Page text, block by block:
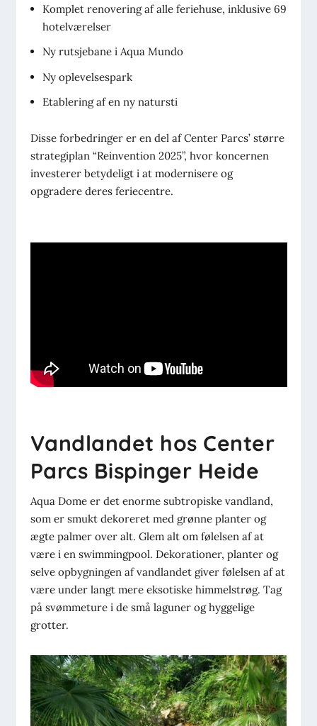
Komplet renovering af alle feriehuse, inklusive 69
hotelværelser
Ny rutsjebane i Aqua Mundo
Ny oplevelsespark
Etablering af en ny natursti
Disse forbedringer er en del af Center Parcs’ større
strategiplan “Reinvention 2025”, hvor koncernen
investerer betydeligt i at modernisere og
opgradere deres feriecentre.
Vandlandet hos Center
Parcs Bispinger Heide
Aqua Dome er det enorme subtropiske vandland,
som er smukt dekoreret med grønne planter og
ægte palmer over alt. Glem alt om følelsen af at
være i en swimmingpool. Dekorationer, planter og
selve opbygningen af vandlandet giver følelsen af at
være under langt mere eksotiske himmelstrøg. Tag
på svømmeture i de små laguner og hyggelige
grotter.